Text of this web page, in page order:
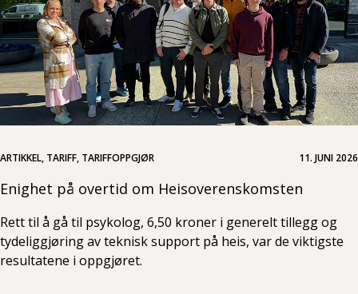
ARTIKKEL, TARIFF, TARIFFOPPGJØR 11. JUNI 2026
Enighet på overtid om Heisoverenskomsten
Rett til å gå til psykolog, 6,50 kroner i generelt tillegg og
tydeliggjøring av teknisk support på heis, var de viktigste
resultatene i oppgjøret.